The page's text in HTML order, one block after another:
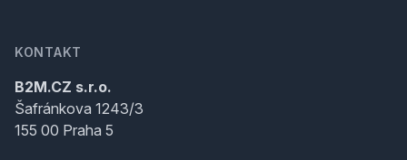
KONTAKT
B2M.CZ s.r.o.
Šafránkova 1243/3
155 00 Praha 5